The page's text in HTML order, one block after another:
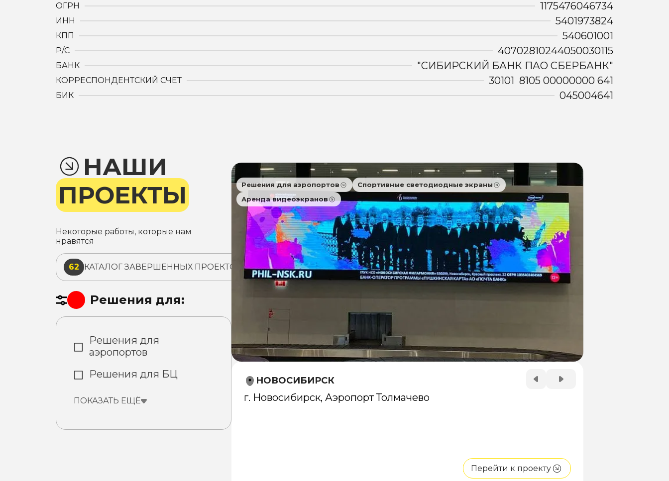
ОГРН 1175476046734
ИНН 5401973824
КПП 540601001
Р/С 40702810244050030115
БАНК "СИБИРСКИЙ БАНК ПАО СБЕРБАНК"
КОРРЕСПОНДЕНТСКИЙ СЧЕТ 30101 8105 00000000 641
БИК 045004641
НАШИ
ПРОЕКТЫ
Некоторые работы, которые нам
нравятся
62 КАТАЛОГ ЗАВЕРШЕННЫХ ПРОЕКТОВ
Решения для:
Решения для
аэропортов
Решения для БЦ
ПОКАЗАТЬ ЕЩЁ
Решения для аэропортов
Спортивные светодиодные экраны
Аренда видеоэкранов
НОВОСИБИРСК
г. Новосибирск, Аэропорт Толмачево
Перейти к проекту